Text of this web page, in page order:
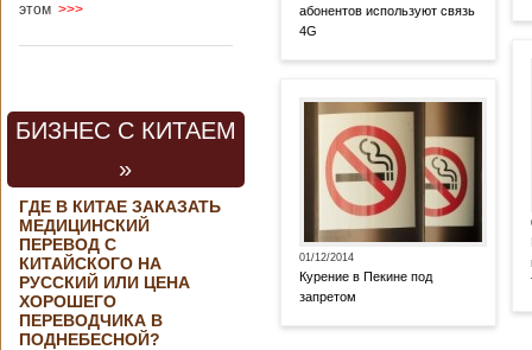
этом >>>
БИЗНЕС С КИТАЕМ
»
ГДЕ В КИТАЕ ЗАКАЗАТЬ
МЕДИЦИНСКИЙ
ПЕРЕВОД С
КИТАЙСКОГО НА
РУССКИЙ ИЛИ ЦЕНА
ХОРОШЕГО
ПЕРЕВОДЧИКА В
ПОДНЕБЕСНОЙ?
абонентов используют связь
4G
01/12/2014
Курение в Пекине под
запретом